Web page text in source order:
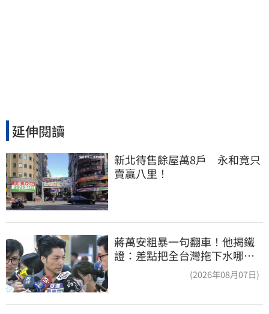
延伸閱讀
新北待售餘屋萬8戶　永和竟只
賣贏八里！
蔣萬安粗暴一句翻車！他揭鐵
證：差點把全台灣拖下水哪時
(2026年08月07日)